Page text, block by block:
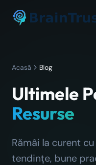
Acasă Blog
Ultimele
Resurse
Rămâi la curent
tendințe, bune